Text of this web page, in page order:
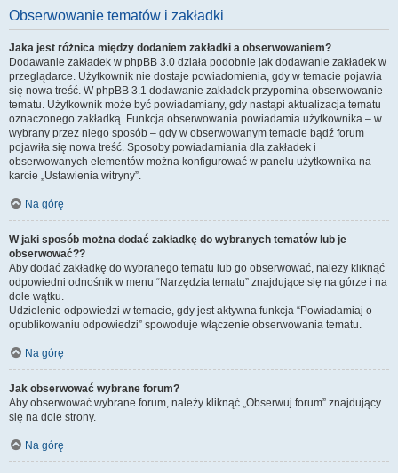
Obserwowanie tematów i zakładki
Jaka jest różnica między dodaniem zakładki a obserwowaniem?
Dodawanie zakładek w phpBB 3.0 działa podobnie jak dodawanie zakładek w
przeglądarce. Użytkownik nie dostaje powiadomienia, gdy w temacie pojawia
się nowa treść. W phpBB 3.1 dodawanie zakładek przypomina obserwowanie
tematu. Użytkownik może być powiadamiany, gdy nastąpi aktualizacja tematu
oznaczonego zakładką. Funkcja obserwowania powiadamia użytkownika – w
wybrany przez niego sposób – gdy w obserwowanym temacie bądź forum
pojawiła się nowa treść. Sposoby powiadamiania dla zakładek i
obserwowanych elementów można konfigurować w panelu użytkownika na
karcie „Ustawienia witryny”.
Na górę
W jaki sposób można dodać zakładkę do wybranych tematów lub je
obserwować??
Aby dodać zakładkę do wybranego tematu lub go obserwować, należy kliknąć
odpowiedni odnośnik w menu “Narzędzia tematu” znajdujące się na górze i na
dole wątku.
Udzielenie odpowiedzi w temacie, gdy jest aktywna funkcja “Powiadamiaj o
opublikowaniu odpowiedzi” spowoduje włączenie obserwowania tematu.
Na górę
Jak obserwować wybrane forum?
Aby obserwować wybrane forum, należy kliknąć „Obserwuj forum” znajdujący
się na dole strony.
Na górę